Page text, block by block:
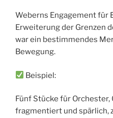
Weberns Engagement für
Erweiterung der Grenzen
war ein bestimmendes
Bewegung.
Beispiel:
Fünf Stücke für Orchester,
fragmentiert und spärlich,